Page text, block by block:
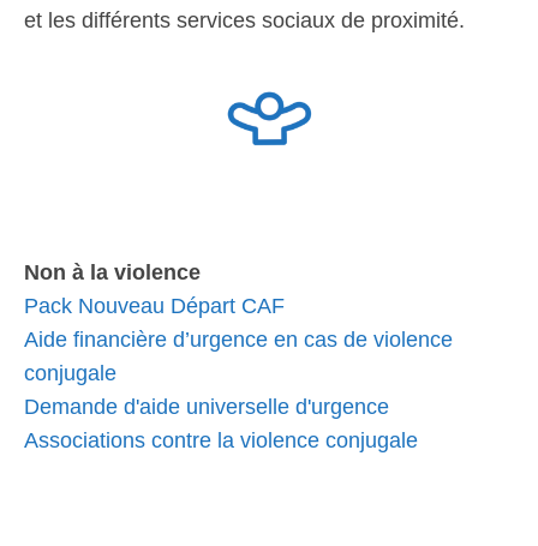
et les différents services sociaux de proximité.
Non à la violence
Pack Nouveau Départ CAF
Aide financière d’urgence en cas de violence
conjugale
Demande d'aide universelle d'urgence
Associations contre la violence conjugale